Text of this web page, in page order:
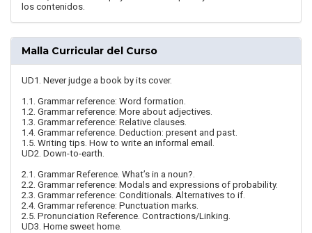
los contenidos.
Malla Curricular del Curso
UD1. Never judge a book by its cover.
1.1. Grammar reference: Word formation.
1.2. Grammar reference: More about adjectives.
1.3. Grammar reference: Relative clauses.
1.4. Grammar reference. Deduction: present and past.
1.5. Writing tips. How to write an informal email.
UD2. Down-to-earth.
2.1. Grammar Reference. What’s in a noun?.
2.2. Grammar reference: Modals and expressions of probability.
2.3. Grammar reference: Conditionals. Alternatives to if.
2.4. Grammar reference: Punctuation marks.
2.5. Pronunciation Reference. Contractions/Linking.
UD3. Home sweet home.